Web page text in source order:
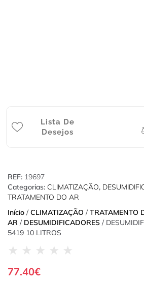
Lista De
Desejos
REF: 19697
Categorias: CLIMATIZAÇÃO,
TRATAMENTO DO AR
Início / CLIMATIZAÇÃO / TRATAMENTO
AR / DESUMIDIFICADORES /
5419 10 LITROS
★ ★ ★ ★ ★
77.40€